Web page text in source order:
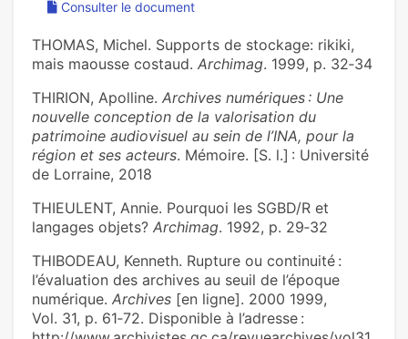
Consulter le document
THOMAS, Michel. Supports de stockage: rikiki,
mais maousse costaud. Archimag. 1999, p. 32‑34
THIRION, Apolline. Archives numériques : Une
nouvelle conception de la valorisation du
patrimoine audiovisuel au sein de l’INA, pour la
région et ses acteurs. Mémoire. [S. l.] : Université
de Lorraine, 2018
THIEULENT, Annie. Pourquoi les SGBD/R et
langages objets? Archimag. 1992, p. 29‑32
THIBODEAU, Kenneth. Rupture ou continuité :
l’évaluation des archives au seuil de l’époque
numérique. Archives [en ligne]. 2000 1999,
Vol. 31, p. 61‑72. Disponible à l’adresse :